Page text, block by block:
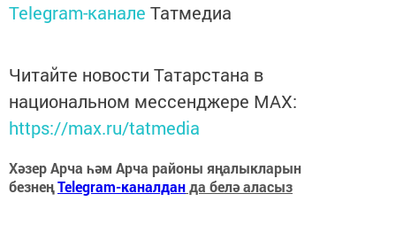
Telegram-канале Татмедиа
Читайте новости Татарстана в
национальном мессенджере MАХ:
https://max.ru/tatmedia
Хәзер Арча һәм Арча районы яңалыкларын
безнеңTelegram-каналданда белә аласыз